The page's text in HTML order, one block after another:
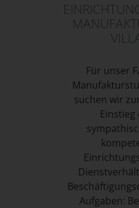
Für unser
suchen wir
Einstieg
Aufgaben: